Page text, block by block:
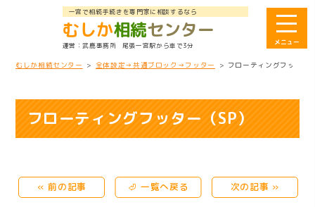
一宮で相続手続きを専門家に相談するなら
むしか相続センター
武鹿事務所 尾張一宮駅から車で3分
むしか相続センター >全体設定→共通ブロック→フッター > フローティングフッター
フローティングフッター（SP）
« 前の記事 ⏎ 一覧へ戻る 次の記事 »